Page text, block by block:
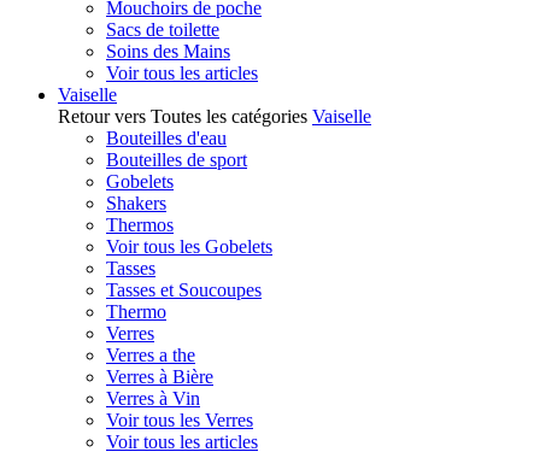
Mouchoirs de poche
Sacs de toilette
Soins des Mains
Voir tous les articles
Vaiselle
Retour vers Toutes les catégories Vaiselle
Bouteilles d'eau
Bouteilles de sport
Gobelets
Shakers
Thermos
Voir tous les Gobelets
Tasses
Tasses et Soucoupes
Thermo
Verres
Verres a the
Verres à Bière
Verres à Vin
Voir tous les Verres
Voir tous les articles